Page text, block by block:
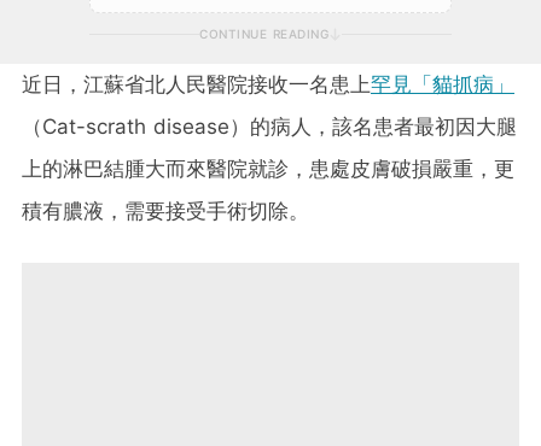
CONTINUE READING
近日，江蘇省北人民醫院接收一名患上罕見「貓抓病」
（Cat-scrath disease）的病人，該名患者最初因大腿
上的淋巴結腫大而來醫院就診，患處皮膚破損嚴重，更
積有膿液，需要接受手術切除。